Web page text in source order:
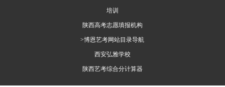
培训
陕西高考志愿填报机构
>博恩艺考网站目录导航
西安弘雅学校
陕西艺考综合分计算器